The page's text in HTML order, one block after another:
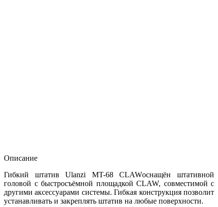
Описание
Гибкий штатив Ulanzi MT-68 CLAWоснащён штативной
головой с быстросъёмной площадкой CLAW, совместимой с
другими аксессуарами системы. Гибкая конструкция позволит
устанавливать и закреплять штатив на любые поверхности.